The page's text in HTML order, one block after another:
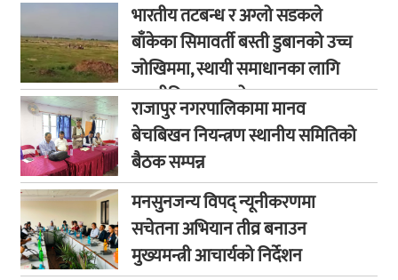
भारतीय तटबन्ध र अग्लो सडकले
बाँकेका सिमावर्ती बस्ती डुबानको उच्च
जोखिममा, स्थायी समाधानका लागि
कूटनीतिक पहलको माग
राजापुर नगरपालिकामा मानव
बेचबिखन नियन्त्रण स्थानीय समितिको
बैठक सम्पन्न
मनसुनजन्य विपद् न्यूनीकरणमा
सचेतना अभियान तीव्र बनाउन
मुख्यमन्त्री आचार्यको निर्देशन